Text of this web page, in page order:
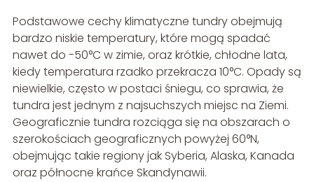
Podstawowe cechy klimatyczne tundry obejmują
bardzo niskie temperatury, które mogą spadać
nawet do -50°C w zimie, oraz krótkie, chłodne lata,
kiedy temperatura rzadko przekracza 10°C. Opady są
niewielkie, często w postaci śniegu, co sprawia, że
tundra jest jednym z najsuchszych miejsc na Ziemi.
Geograficznie tundra rozciąga się na obszarach o
szerokościach geograficznych powyżej 60°N,
obejmując takie regiony jak Syberia, Alaska, Kanada
oraz północne krańce Skandynawii.